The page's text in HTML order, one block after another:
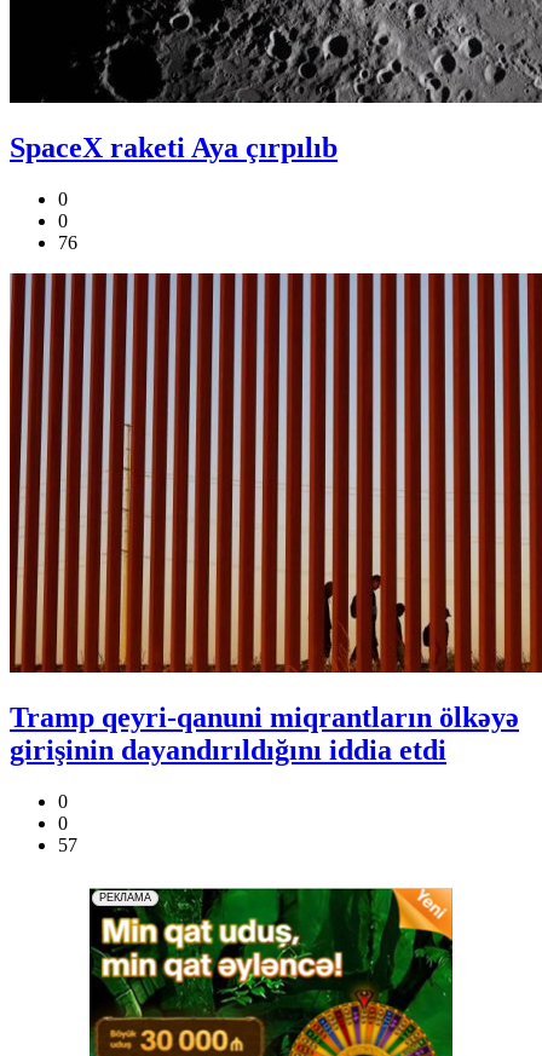
SpaceX raketi Aya çırpılıb
0
0
76
Tramp qeyri-qanuni miqrantların ölkəyə
girişinin dayandırıldığını iddia etdi
0
0
57